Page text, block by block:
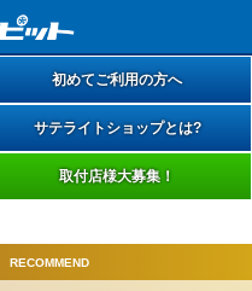
初めてご利用の方へ
サテライトショップとは?
取付店様大募集！
RECOMMEND